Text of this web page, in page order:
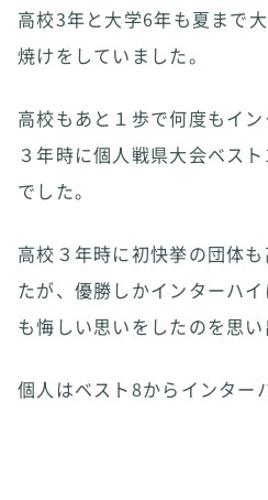
高校3年と大学6年も夏まで
焼けをしていました。
高校もあと１歩で何度もイ
３年時に個人戦県大会ベス
でした。
高校３年時に初快挙の団体
たが、優勝しかインターハ
も悔しい思いをしたのを思い
個人はベスト8からインター